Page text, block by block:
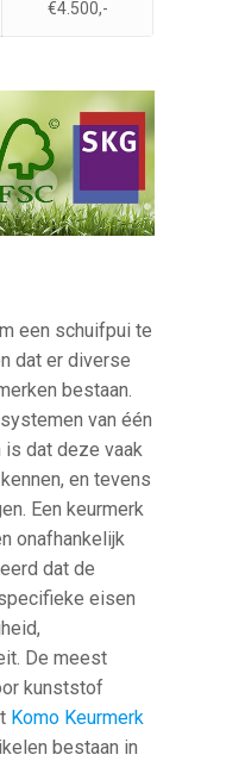
€4.500,-
een schuifpui te
dat er diverse
bestaan.
van één
is dat deze vaak
en tevens
Een keurmerk
onafhankelijk
dat de
eisen
De meest
kunststof
Komo Keurmerk
bestaan in